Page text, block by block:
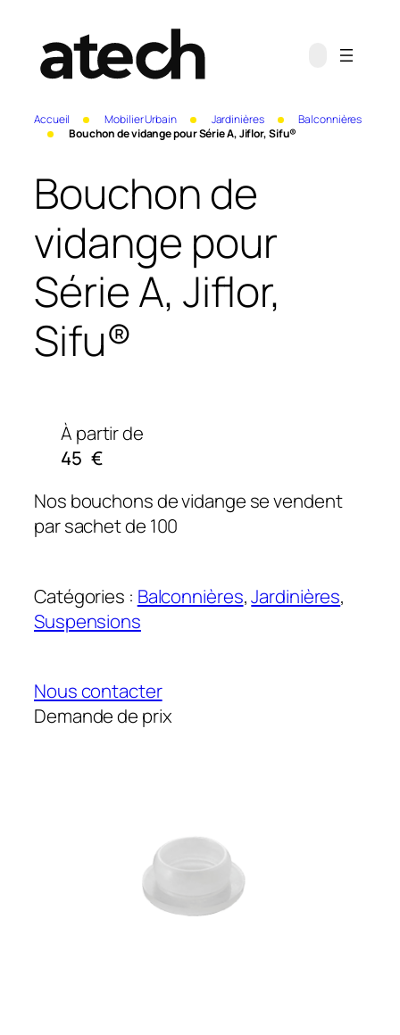
Accueil Mobilier Urbain Jardinières
Balconnières
Bouchon de vidange pour Série A, Jiflor, Sifu®
Bouchon de
vidange pour
Série A, Jiflor,
Sifu®
À partir de
45 €
Nos bouchons de vidange se vendent
par sachet de 100
Catégories : Balconnières, Jardinières
Suspensions
Nous contacter
Demande de prix